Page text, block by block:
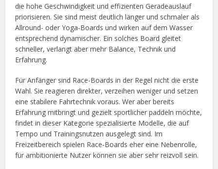
die hohe Geschwindigkeit und effizienten Geradeauslauf
priorisieren. Sie sind meist deutlich länger und schmaler als
Allround- oder Yoga-Boards und wirken auf dem Wasser
entsprechend dynamischer. Ein solches Board gleitet
schneller, verlangt aber mehr Balance, Technik und
Erfahrung.
Für Anfänger sind Race-Boards in der Regel nicht die erste
Wahl. Sie reagieren direkter, verzeihen weniger und setzen
eine stabilere Fahrtechnik voraus. Wer aber bereits
Erfahrung mitbringt und gezielt sportlicher paddeln möchte,
findet in dieser Kategorie spezialisierte Modelle, die auf
Tempo und Trainingsnutzen ausgelegt sind. Im
Freizeitbereich spielen Race-Boards eher eine Nebenrolle,
für ambitionierte Nutzer können sie aber sehr reizvoll sein.